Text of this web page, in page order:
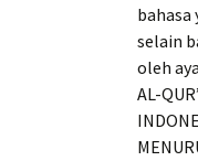
bahasa
selain
oleh
AL-